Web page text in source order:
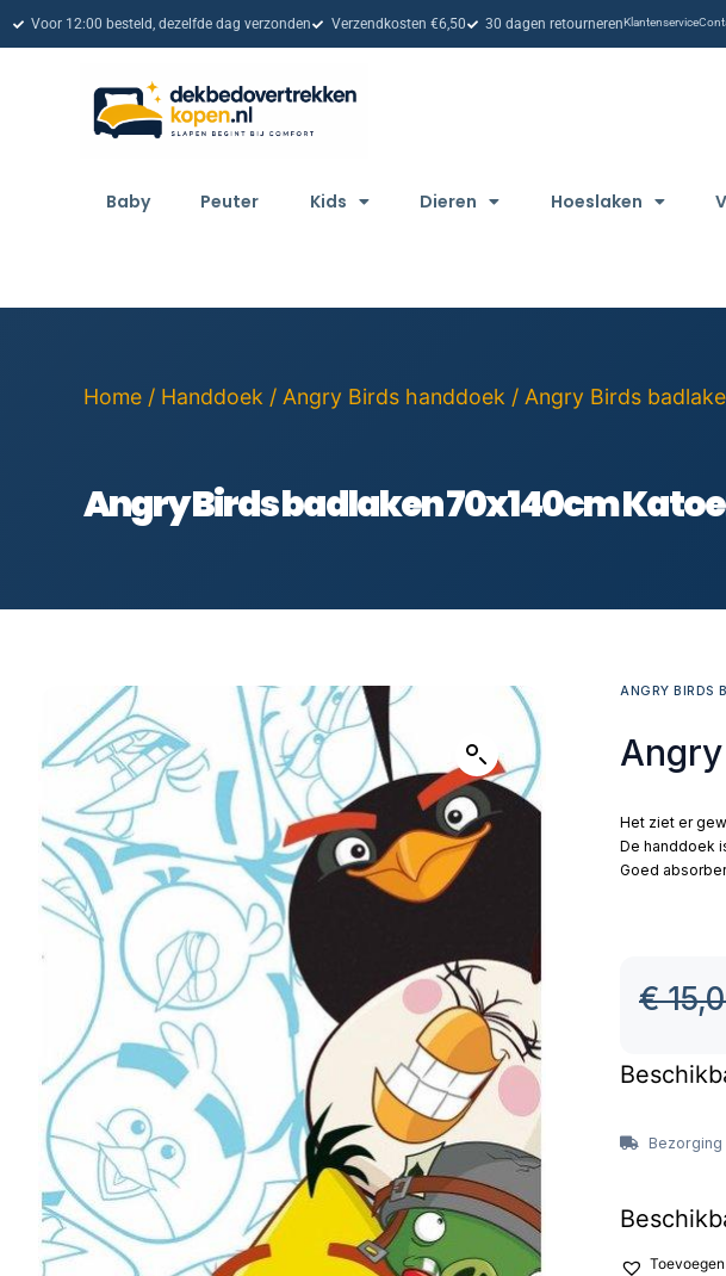
Voor 12:00 besteld, dezelfde dag verzonden Verzendkosten €6,50 30 dagen retournerenKlantenservice
Baby Peuter Kids Dieren Hoeslaken
Home / Handdoek / Angry Birds handdoek / Angry Birds
Angry Birds badlaken 70x140cm
ANGRY BIRDS
Het ziet er
De handdoek
Goed
€
Bezorging